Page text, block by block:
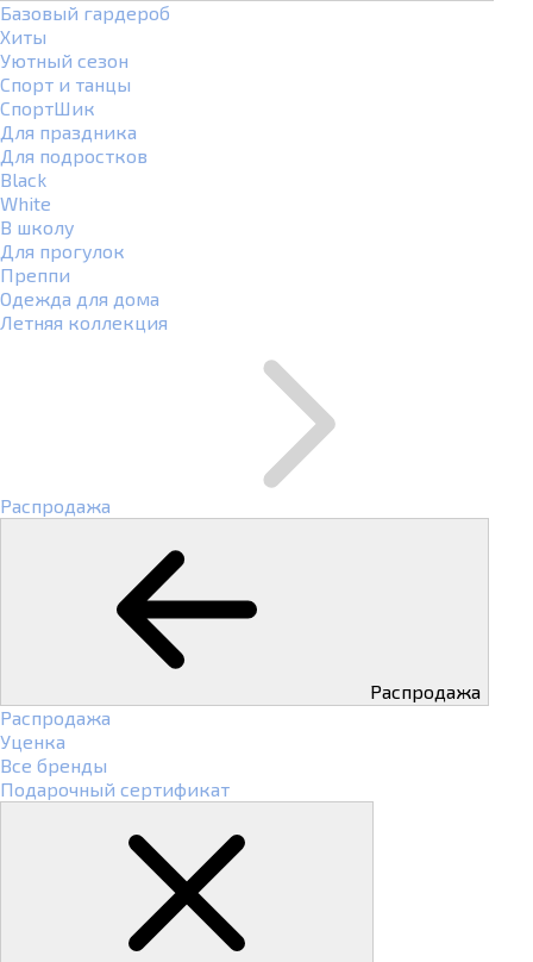
Базовый гардероб
Хиты
Уютный сезон
Спорт и танцы
СпортШик
Для праздника
Для подростков
Black
White
В школу
Для прогулок
Преппи
Одежда для дома
Летняя коллекция
Распродажа
Распродажа
Распродажа
Уценка
Все бренды
Подарочный сертификат